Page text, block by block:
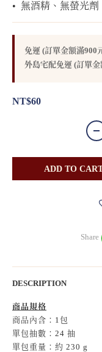
•  無酒精、無螢光
免運 (訂單金額滿900
外島宅配免運 (訂單
NT$60
ADD TO
Share
DESCRIPTION
商品規格
商品內含：1包
單包抽數：24 抽
單包重量：約 230 g